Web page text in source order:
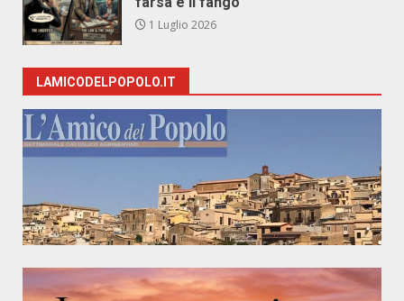
1 Luglio 2026
LAMICODELPOPOLO.IT